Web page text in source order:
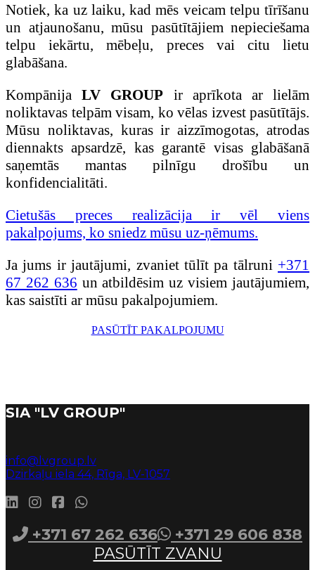
Notiek, ka uz laiku, kad mēs veicam telpu tīrīšanu
un atjaunošanu, mūsu pasūtītājiem nepieciešama
telpu iekārtu, mēbeļu, preces vai citu lietu
glabāšana.
KompānijaLV GROUP ir aprīkota ar lielām
noliktavas telpām visam, ko vēlas izvest pasūtītājs.
Mūsu noliktavas, kuras ir aizzīmogotas, atrodas
diennakts apsardzē, kas garantē visas glabāšanā
saņemtās mantas pilnīgu drošību un
konfidencialitāti.
Cietušās preces realizācija ir vēl viens
pakalpojums, ko sniedz mūsu uz-ņēmums.
Ja jums ir jautājumi, zvaniet tūlīt pa tālruni +371
67 262 636 un atbildēsim uz visiem jautājumiem,
kas saistīti ar mūsu pakalpojumiem.
PASŪTĪT PAKALPOJUMU
SIA "LV GROUP"
info@lvgroup.lv
Dzirkaļu iela 44, Rīga, LV-1057
+371 67 262 636
+371 29 606 838
PASŪTĪT ZVANU